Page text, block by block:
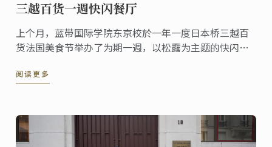
三越百货一週快闪餐厅
上个月，蓝带国际学院东京校於一年一度日本桥三越百
货法国美食节举办了为期一週，以松露为主题的快闪餐
阅读更多